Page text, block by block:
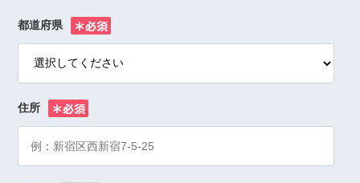
都道府県
住所